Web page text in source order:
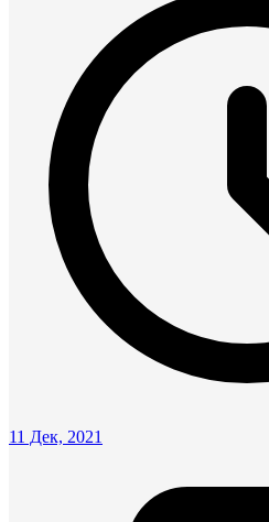
11 Дек, 2021